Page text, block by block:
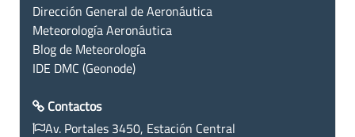
Dirección General de Aeronáutica
Meteorología Aeronáutica
Blog de Meteorología
IDE DMC (Geonode)
Contactos
Av. Portales 3450, Estación Central